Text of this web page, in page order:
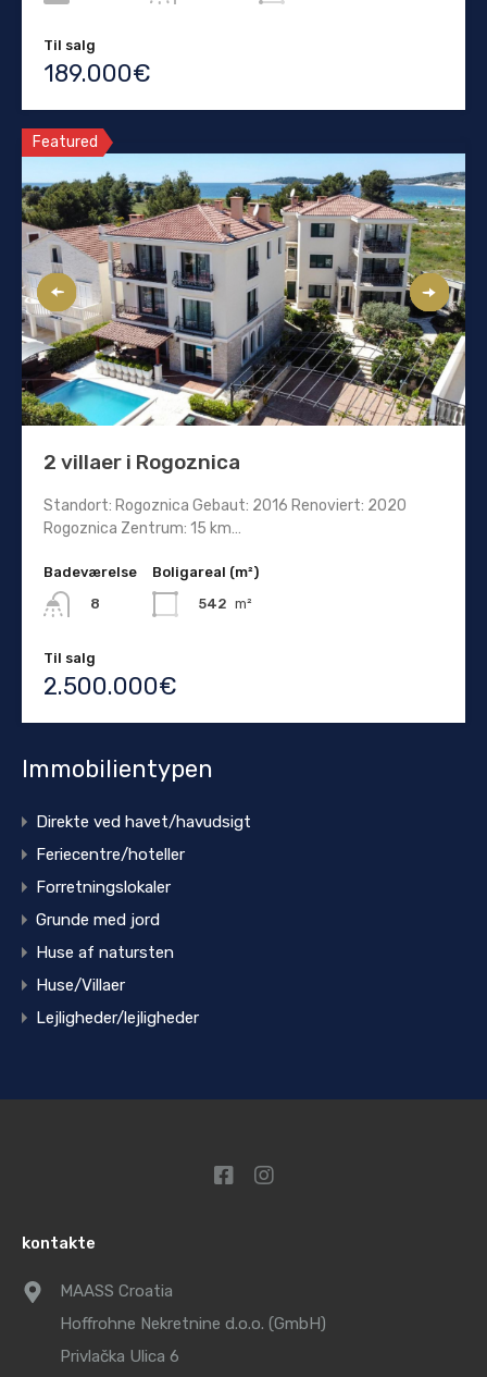
Til salg
189.000€
Featured
2 villaer i Rogoznica
Standort: Rogoznica Gebaut: 2016 Renoviert: 2020
Rogoznica Zentrum: 15 km…
Badeværelse
8
Boligareal (m²)
542 m²
Til salg
2.500.000€
Immobilientypen
Direkte ved havet/havudsigt
Feriecentre/hoteller
Forretningslokaler
Grunde med jord
Huse af natursten
Huse/Villaer
Lejligheder/lejligheder
kontakte
MAASS Croatia
Hoffrohne Nekretnine d.o.o. (GmbH)
Privlačka Ulica 6